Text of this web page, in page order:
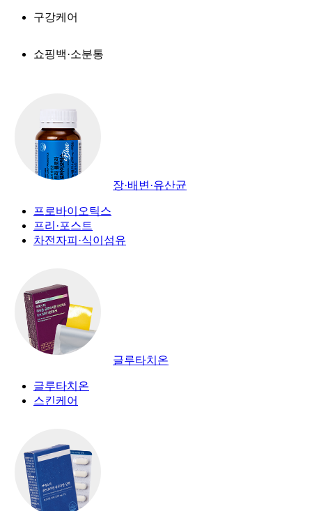
구강케어
쇼핑백·소분통
장·배변·유산균
프로바이오틱스
프리·포스트
차전자피·식이섬유
글루타치온
글루타치온
스킨케어